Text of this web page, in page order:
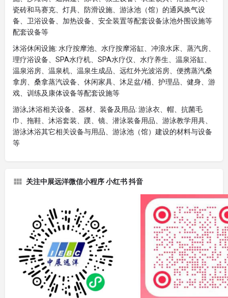
瓷砖和马赛克、灯具、防滑设施、游泳池（馆）的通风换气设
备、卫浴设备、加热设备、安全装置等配套设备泳池外围设施等
配套设备等
沐浴休闲设施: 水疗按摩池、水疗按摩浴缸、冲浪水床、蒸汽房、
理疗浴设备、SPA水疗机、SPA水疗仪、水疗养生、温泉浴缸、
温泉浴房、温泉机、温泉生成品、远红外光波浴房、便携蒸汽桑
拿房、桑拿蒸汽设备、休闲家具、沐足盆/桶、护理品、健身、游
戏、训练及康体设备等配套设施等
游泳,沐浴相关设备、器材、装备及用品: 游泳衣、帽、抗菌毛
巾、拖鞋、沐浴套装、蹼、镜、潜泳装备用品、游泳教学用具、
游泳沐浴其它相关设备与用品、游泳池（馆）建设的材料与设备
等
关注中展远洋微信小程序 小红书 抖音